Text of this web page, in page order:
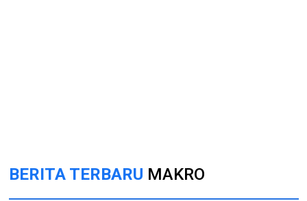
BERITA TERBARU MAKRO